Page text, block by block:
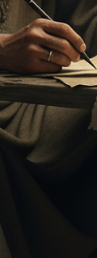
라 천국의 시작
가 이 땅에서 살
건너 애굽에서
을 건너 가나안
입니다. 그리고
을